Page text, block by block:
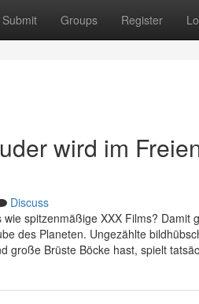
Submit Groups Register
wird im
Discuss
spitzenmäßige XXX Films?
des Planeten. Ungezählte
große Brüste Böcke hast, spielt